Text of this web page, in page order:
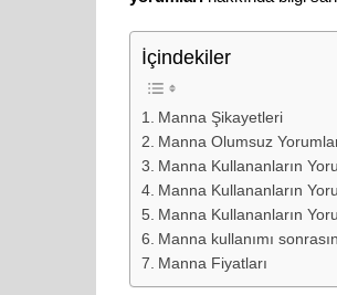
İçindekiler
Manna Şikayetleri
Manna Olumsuz
Manna Kullananların
Manna Kullananların
Manna Kullananların
Manna kullanımı
Manna Fiyatları